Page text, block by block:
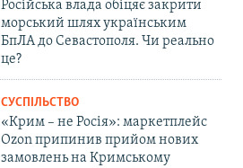
Російська влада обіцяє закрити
морський шлях українським
БпЛА до Севастополя. Чи реально
це?
СУСПІЛЬСТВО
«Крим – не Росія»: маркетплейс
Ozon припинив прийом нових
замовлень на Кримському